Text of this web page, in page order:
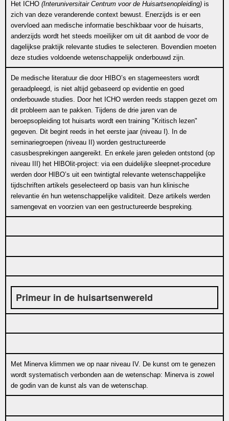
Het ICHO (Interuniversitair Centrum voor de Huisartsenopleiding) is
zich van deze veranderende context bewust. Enerzijds is er een
overvloed aan medische informatie beschikbaar voor de huisarts,
anderzijds wordt het steeds moeilijker om uit dit aanbod de voor de
dagelijkse praktijk relevante studies te selecteren. Bovendien moeten
deze studies voldoende wetenschappelijk onderbouwd zijn.
De medische literatuur die door HIBO’s en stagemeesters wordt
geraadpleegd, is niet altijd gebaseerd op evidentie en goed
onderbouwde studies. Door het ICHO werden reeds stappen gezet om
dit probleem aan te pakken. Tijdens de drie jaren van de
beroepsopleiding tot huisarts wordt een training "Kritisch lezen"
gegeven. Dit begint reeds in het eerste jaar (niveau I). In de
seminariegroepen (niveau II) worden gestructureerde
casusbesprekingen aangereikt. En enkele jaren geleden ontstond (op
niveau III) het HIBOlit-project: via een duidelijke sleepnet-procedure
werden door HIBO’s uit een twintigtal relevante wetenschappelijke
tijdschriften artikels geselecteerd op basis van hun klinische
relevantie én hun wetenschappelijke validiteit. Deze artikels werden
samengevat en voorzien van een gestructureerde bespreking.
Primeur in de huisartsenwereld
Met Minerva klimmen we op naar niveau IV. De kunst om te genezen
wordt systematisch verbonden aan de wetenschap: Minerva is zowel
de godin van de kunst als van de wetenschap.